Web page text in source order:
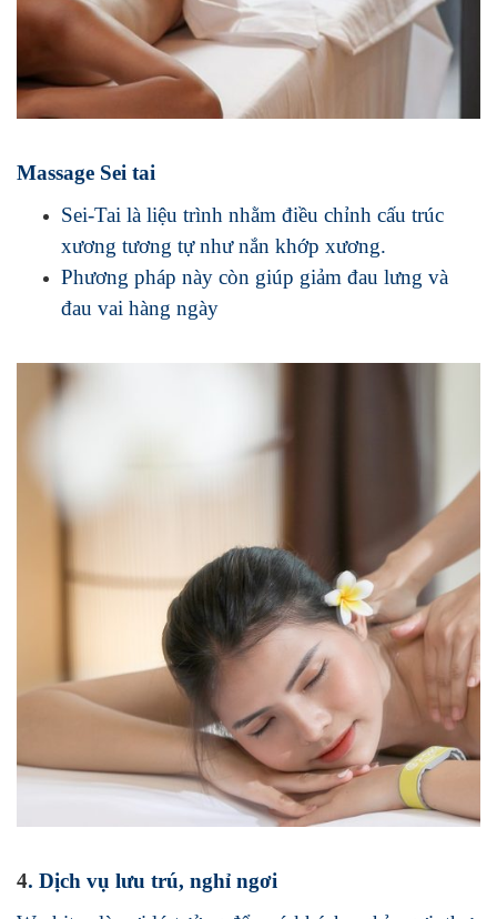
Massage Sei tai
Sei-Tai là liệu trình nhằm điều chỉnh cấu trúc
xương tương tự như nắn khớp xương.
Phương pháp này còn giúp giảm đau lưng và
đau vai hàng ngày
4. Dịch vụ lưu trú, nghỉ ngơi